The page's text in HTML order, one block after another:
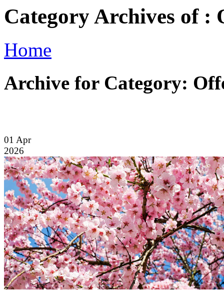
Category Archives of :
Home
Archive for Category:
01 Apr
2026